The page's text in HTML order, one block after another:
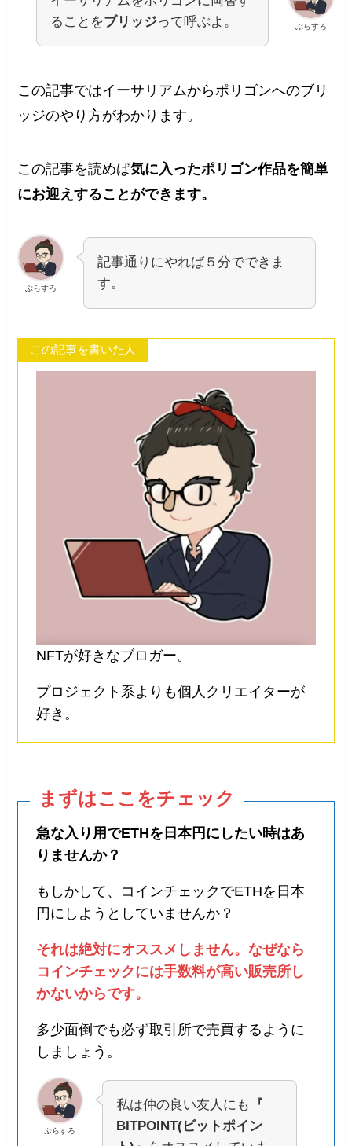
ぶらすろ
ることをブリッジって呼ぶよ。
この記事ではイーサリアムからポリゴンへのブリ
ッジのやり方がわかります。
この記事を読めば気に入ったポリゴン作品を簡単
にお迎えすることができます。
ぶらすろ
記事通りにやれば５分でできま
す。
この記事を書いた人
NFTが好きなブロガー。
プロジェクト系よりも個人クリエイターが
好き。
まずはここをチェック
急な入り用でETHを日本円にしたい時はあ
りませんか？
もしかして、コインチェックでETHを日本
円にしようとしていませんか？
それは絶対にオススメしません。なぜなら
コインチェックには手数料が高い販売所し
かないからです。
多少面倒でも必ず取引所で売買するように
しましょう。
ぶらすろ
私は仲の良い友人にも 『
BITPOINT(ビットポイン